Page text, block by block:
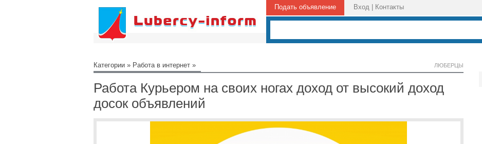
Подать объявление Вход Контакты
Категории » Работа в интернет » ЛЮБЕРЦЫ
Работа Курьером на своих ногах доход от высокий доход
досок объявлений